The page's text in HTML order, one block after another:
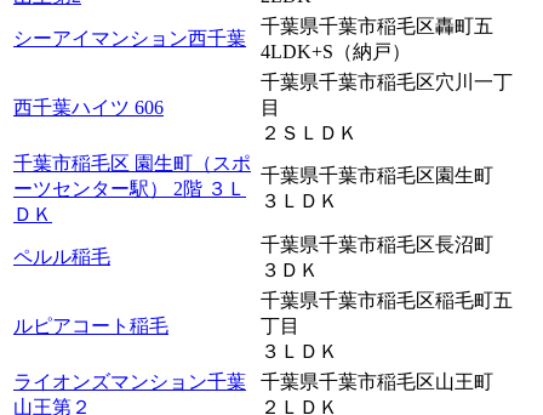
シーアイマンション西千葉
千葉県千葉市稲毛区轟町五
4LDK+S（納戸）
西千葉ハイツ 606
千葉県千葉市稲毛区穴川一丁
目
２ＳＬＤＫ
千葉市稲毛区 園生町（スポ
ーツセンター駅） 2階 ３Ｌ
ＤＫ
千葉県千葉市稲毛区園生町
３ＬＤＫ
ペルル稲毛
千葉県千葉市稲毛区長沼町
３ＤＫ
ルピアコート稲毛
千葉県千葉市稲毛区稲毛町五
丁目
３ＬＤＫ
ライオンズマンション千葉
山王第２
千葉県千葉市稲毛区山王町
２ＬＤＫ